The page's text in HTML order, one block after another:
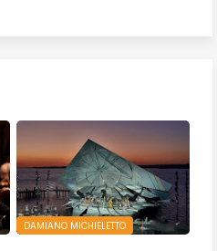
DAMIANO MICHIELETTO